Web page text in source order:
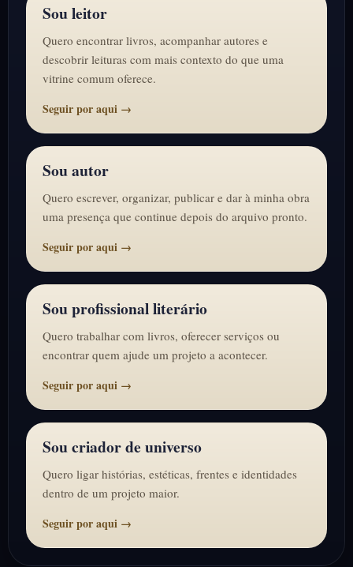
Sou leitor
Quero encontrar livros, acompanhar autores e
descobrir leituras com mais contexto do que uma
vitrine comum oferece.
Seguir por aqui →
Sou autor
Quero escrever, organizar, publicar e dar à minha obra
uma presença que continue depois do arquivo pronto.
Seguir por aqui →
Sou profissional literário
Quero trabalhar com livros, oferecer serviços ou
encontrar quem ajude um projeto a acontecer.
Seguir por aqui →
Sou criador de universo
Quero ligar histórias, estéticas, frentes e identidades
dentro de um projeto maior.
Seguir por aqui →